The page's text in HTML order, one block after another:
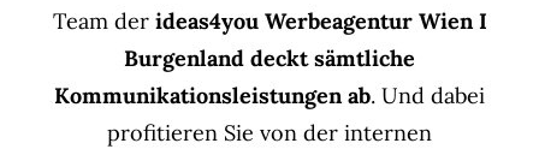
Team der ideas4you Werbeagentur Wien I
Burgenland deckt sämtliche
Kommunikationsleistungen ab. Und dabei
profitieren Sie von der internen